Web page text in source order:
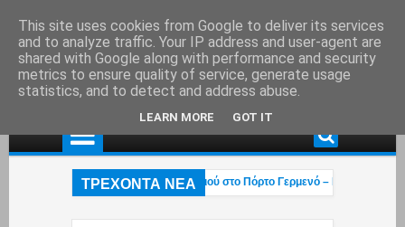
ΤΡΕΧΟΝΤΑ ΝΕΑ
Στάχτη το εξοχικό του ηθοποιού στο Πόρτο Γερμενό – Η ανάρτηση του
This site uses cookies from Google to deliver its services
and to analyze traffic. Your IP address and user-agent are
shared with Google along with performance and security
metrics to ensure quality of service, generate usage
statistics, and to detect and address abuse.
LEARN MORE GOT IT